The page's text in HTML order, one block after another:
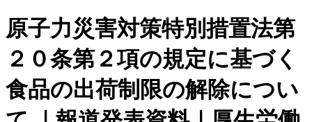
原子力災害対策特別措置法第
２０条第２項の規定に基づく
食品の出荷制限の解除につい